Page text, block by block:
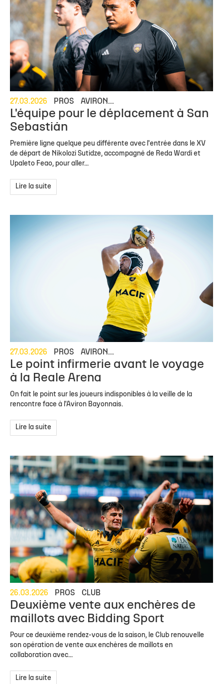
27.03.2026 PROS AVIRON...
L'équipe pour le déplacement à San
Sebastián
Première ligne quelque peu différente avec l'entrée dans le XV
de départ de Nikolozi Sutidze, accompagné de Reda Wardi et
Upaleto Feao, pour aller...
Lire la suite
27.03.2026 PROS AVIRON...
Le point infirmerie avant le voyage
à la Reale Arena
On fait le point sur les joueurs indisponibles à la veille de la
rencontre face à l'Aviron Bayonnais.
Lire la suite
26.03.2026 PROS CLUB
Deuxième vente aux enchères de
maillots avec Bidding Sport
Pour ce deuxième rendez-vous de la saison, le Club renouvelle
son opération de vente aux enchères de maillots en
collaboration avec...
Lire la suite